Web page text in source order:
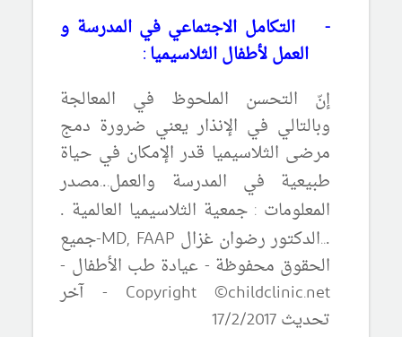
-
التكامل الاجتماعي في المدرسة و
العمل لأطفال الثلاسيميا :
إنّ التحسن الملحوظ في المعالجة
وبالتالي في الإنذار يعني ضرورة دمج
مرضى الثلاسيميا قدر الإمكان في حياة
طبيعية في المدرسة والعمل...مصدر
المعلومات : جمعية الثلاسيميا العالمية .
.
..الدكتور رضوان غزال
-جميع
الحقوق محفوظة - عيادة طب الأطفال -
Copyright ©childclinic.net - آخر
تحديث 17/2/2017